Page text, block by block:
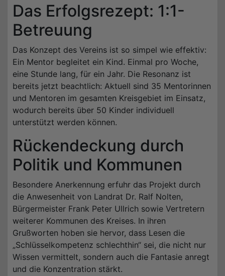
Das Erfolgsrezept: 1:1-
Betreuung
Das Konzept des Vereins ist so simpel wie effektiv:
Ein Mentor begleitet ein Kind. Einmal pro Woche,
eine Stunde lang, für ein Jahr. Die Resonanz ist
bereits jetzt beachtlich: Aktuell sind 35 Mentorinnen
und Mentoren im gesamten Kreisgebiet im Einsatz,
wodurch bereits über 50 Kinder individuell
unterstützt werden können.
Rückendeckung durch
Politik und Kommunen
Besondere Anerkennung erfuhr das Projekt durch
die Anwesenheit von Landrat Dr. Ralf Nolten,
Bürgermeister Frank Peter Ullrich sowie Vertretern
weiterer Kommunen des Kreises. In ihren
Grußworten hoben sie hervor, dass Lesen die
„Schlüsselkompetenz schlechthin“ sei, die nicht nur
Wissen vermittelt, sondern auch die Fantasie anregt
und die Konzentration stärkt.